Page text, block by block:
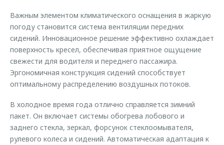
Важным элементом климатического оснащения в жаркую
погоду становится система вентиляции передних
сидений. Инновационное решение эффективно охлаждает
поверхность кресел, обеспечивая приятное ощущение
свежести для водителя и переднего пассажира.
Эргономичная конструкция сидений способствует
оптимальному распределению воздушных потоков.
В холодное время года отлично справляется зимний
пакет. Он включает системы обогрева лобового и
заднего стекла, зеркал, форсунок стеклоомывателя,
рулевого колеса и сидений. Автоматическая адаптация к